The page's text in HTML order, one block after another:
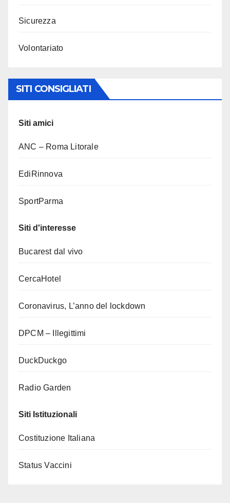
Sicurezza
Volontariato
SITI CONSIGLIATI
Siti amici
ANC – Roma Litorale
EdiRinnova
SportParma
Siti d'interesse
Bucarest dal vivo
CercaHotel
Coronavirus, L’anno del lockdown
DPCM – Illegittimi
DuckDuckgo
Radio Garden
Siti Istituzionali
Costituzione Italiana
Status Vaccini